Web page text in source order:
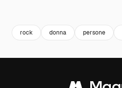
rock donna persone